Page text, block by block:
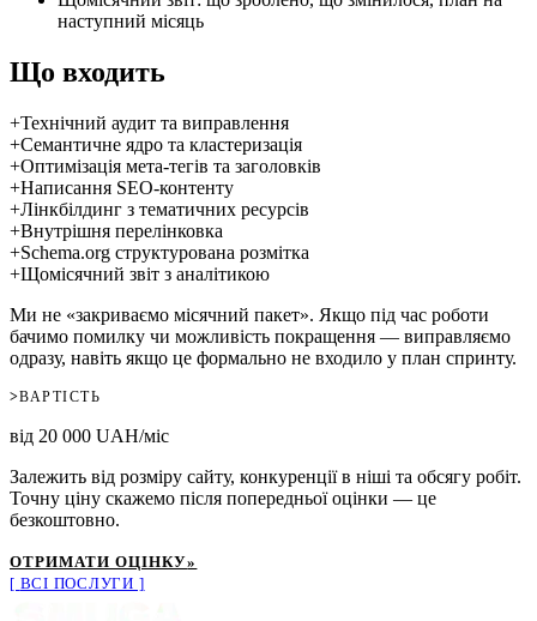
наступний місяць
Що входить
+Технічний аудит та виправлення
+Семантичне ядро та кластеризація
+Оптимізація мета-тегів та заголовків
+Написання SEO-контенту
+Лінкбілдинг з тематичних ресурсів
+Внутрішня перелінковка
+Schema.org структурована розмітка
+Щомісячний звіт з аналітикою
Ми не «закриваємо місячний пакет». Якщо під час роботи
бачимо помилку чи можливість покращення — виправляємо
одразу, навіть якщо це формально не входило у план спринту.
>ВАРТІСТЬ
від 20 000 UAH/міс
Залежить від розміру сайту, конкуренції в ніші та обсягу робіт.
Точну ціну скажемо після попередньої оцінки — це
безкоштовно.
ОТРИМАТИ ОЦІНКУ»
ВСІ ПОСЛУГИ